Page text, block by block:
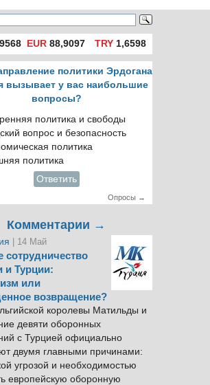
EUR 88,9097 TRY1,6598
политики Эрдогана
вызывает у вас наибольшие
вопросы?
политика и свободы
вопрос и безопасность
политика
политика
Ответить
Опросы →
Комментарии →
| 14 Май
сотрудничество
и Турции:
или
возвращение?
королевы Матильды и
девяти оборонных
с Турцией официально
двумя главными причинами:
угрозой и необходимостью
европейскую оборонную